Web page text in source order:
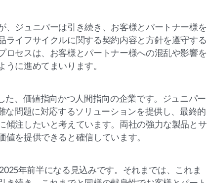
ジュニパーは引き続き、お客様とパートナー様を
イフサイクルに関する契約内容と方針を遵守する
ロセスは、お客様とパートナー様への混乱や影響を
に進めてまいります。
た、価値指向かつ人間指向の企業です。ジュニパー
な問題に対応するソリューションを提供し、最終的
傾注したいと考えています。両社の強力な製品とサ
を提供できると確信しています。
年前半になる見込みです。それまでは、これま